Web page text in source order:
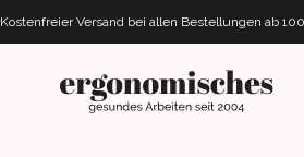
Kostenfreier Versand bei allen Bestellungen ab
ergonomisches.de